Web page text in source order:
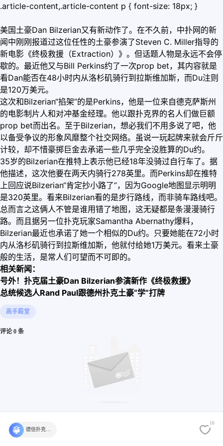
.article-content,.article-content p { font-size: 18px; }
美国土豪Dan Bilzerian又有新动作了。在不久前，中扑网的新
闻中刚刚报道过这位任性的土豪参演了Steven C. Miller指导的
新电影《终极救援（Extraction）》。但话题人物是永远不会停
歇的。最近他又与Bill Perkins约了一次prop bet，其内容就是
看Dan能否在48小时内从洛杉矶骑行到拉斯维加斯，而Du注则
是120万美元。
这次和Bilzerian“掐架”的是Perkins，他是一位来自德克萨斯州
的电影制片人和对冲基金经理。他以跟扑克界的名人们做巨额
prop bet而出名。至于Bilzerian，想必我们不用多说了吧，他
以备受争议的形象风靡整个社交网络。虽说一玩起牌来就会斤斤
计较，却不惜豪掷巨金去承诺一些几乎完全没胜算的Du约。
35岁的Bilzerian在推特上表示他已经18年没骑过自行车了。据
他描述，这次他要在两天内骑行278英里。而Perkins却在推特
上回应说Bilzerian“肯定抄小路了”，因为Google地图显示明明
是320英里。看来Bilzerian看的是步行路线，而非骑车路线吧。
总而言之这俩人不管是谁用错了地图，这无疑都是条漫漫骑行
路。而且据另一位扑克玩家Samantha Abernathy爆料，
Bilzerian最近也承诺了她一个相似的Du约。只要她能在72小时
内从洛杉矶骑行到拉斯维加斯，他就付给她1万美元。看来土豪
般的生活，是常人们可望而不可即的。
相关新闻：
号外！扑克届土豪Dan Bilzerian参演新作《终极救援》
总统候选人Rand Paul跟德州扑克土豪“学”打牌
高手殿堂
评论 0 条
16